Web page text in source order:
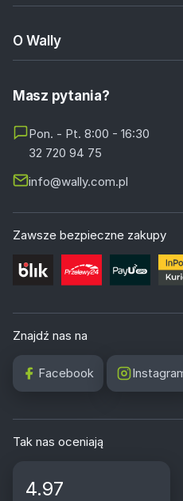
O Wally
Masz pytania?
Pon. - Pt. 8:00 - 16:30
32 720 94 75
info@wally.com.pl
Zawsze bezpieczne zakupy
Znajdź nas na
Facebook
Tak nas oceniają
4.97